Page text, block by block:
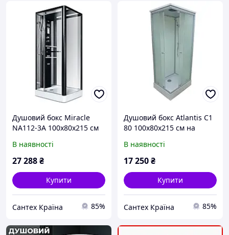
Душовий бокс Miracle
NA112-3A 100х80х215 см
гідромасажем чорна скло
прозоре
В наявності
27 288₴
Купити
Сантех Країна 85%
Душовий бокс Atlantis C1
80 100х80х215 см на
скло розсувні двері
В наявності
17 250₴
Купити
Сантех Країна 85%